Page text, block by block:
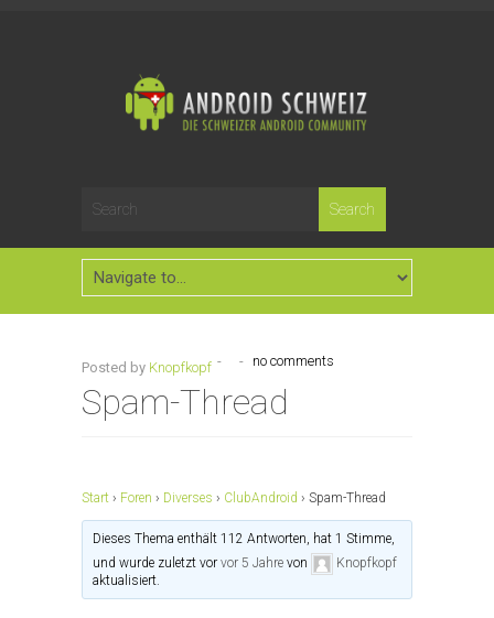
Posted by Knopfkopf - - no comments
Spam-Thread
Start › Foren › Diverses › ClubAndroid › Spam-Thread
Dieses Thema enthält 112 Antworten, hat 1 Stimme,
und wurde zuletzt vorvor 5 Jahre von
Knopfkopf
aktualisiert.